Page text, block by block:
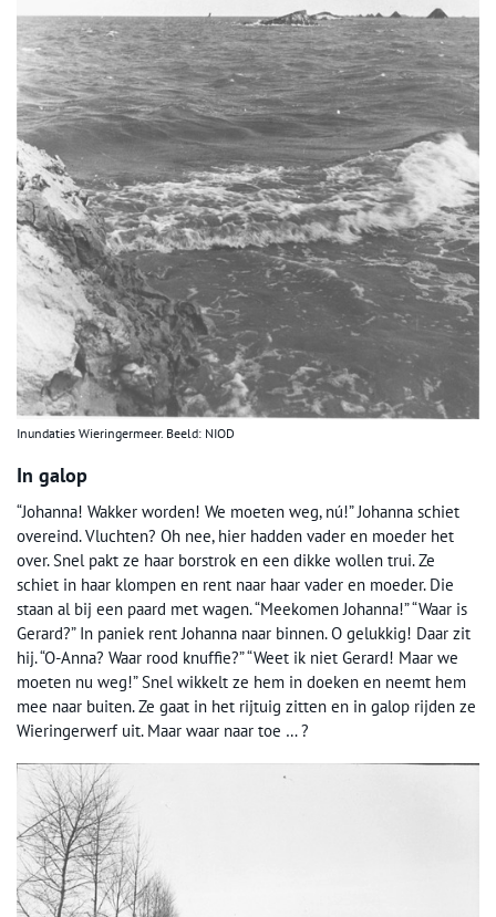
Inundaties Wieringermeer. Beeld: NIOD
In galop
“Johanna! Wakker worden! We moeten weg, nú!” Johanna schiet
overeind. Vluchten? Oh nee, hier hadden vader en moeder het
over. Snel pakt ze haar borstrok en een dikke wollen trui. Ze
schiet in haar klompen en rent naar haar vader en moeder. Die
staan al bij een paard met wagen. “Meekomen Johanna!” “Waar is
Gerard?” In paniek rent Johanna naar binnen. O gelukkig! Daar zit
hij. “O-Anna? Waar rood knuffie?” “Weet ik niet Gerard! Maar we
moeten nu weg!” Snel wikkelt ze hem in doeken en neemt hem
mee naar buiten. Ze gaat in het rijtuig zitten en in galop rijden ze
Wieringerwerf uit. Maar waar naar toe … ?